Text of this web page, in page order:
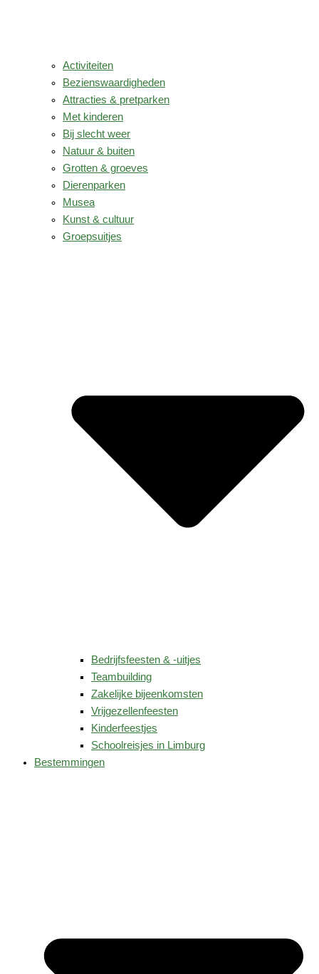
Activiteiten
Bezienswaardigheden
Attracties & pretparken
Met kinderen
Bij slecht weer
Natuur & buiten
Grotten & groeves
Dierenparken
Musea
Kunst & cultuur
Groepsuitjes
Bedrijfsfeesten & -uitjes
Teambuilding
Zakelijke bijeenkomsten
Vrijgezellenfeesten
Kinderfeestjes
Schoolreisjes in Limburg
Bestemmingen